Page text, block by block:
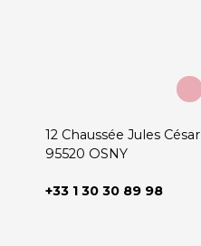
12 Chaussée Jules César
95520 OSNY
+33 1 30 30 89 98